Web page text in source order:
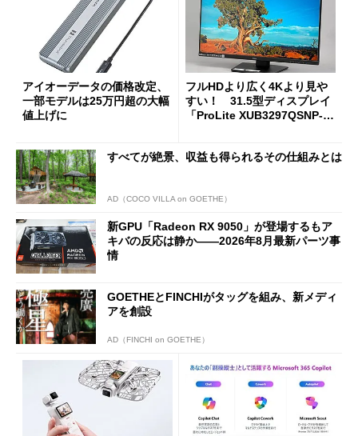
アイオーデータの価格改定、
一部モデルは25万円超の大幅
値上げに
フルHDより広く4Kより見や
すい！ 31.5型ディスプレイ
「ProLite XUB3297QSNP-B
すべてが絶景、収益も得られるその仕組みとは
AD（COCO VILLA on GOETHE）
新GPU「Radeon RX 9050」が登場するもア
キバの反応は静か――2026年8月最新パーツ事
情
GOETHEとFINCHIがタッグを組み、新メディ
アを創設
AD（FINCHI on GOETHE）